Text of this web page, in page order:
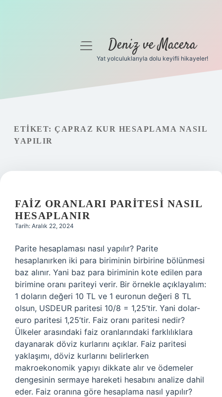
Gizlilik Politikası
Hakkımızda
menüyüDeniz ve Macera
Yat yolculuklarıyla dolu keyifli hikayeler!
ETIKET: ÇAPRAZ KUR HESAPLAMA NASIL
YAPILIR
FAIZ ORANLARI PARITESI NASIL
HESAPLANIR
Tarih: Aralık 22, 2024
Parite hesaplaması nasıl yapılır? Parite
hesaplanırken iki para biriminin birbirine bölünmesi
baz alınır. Yani baz para biriminin kote edilen para
birimine oranı pariteyi verir. Bir örnekle açıklayalım:
1 doların değeri 10 TL ve 1 euronun değeri 8 TL
olsun, USDEUR paritesi 10/8 = 1,25’tir. Yani dolar-
euro paritesi 1,25’tir. Faiz oranı paritesi nedir?
Ülkeler arasındaki faiz oranlarındaki farklılıklara
dayanarak döviz kurlarını açıklar. Faiz paritesi
yaklaşımı, döviz kurlarını belirlerken
makroekonomik yapıyı dikkate alır ve ödemeler
dengesinin sermaye hareketi hesabını analize dahil
eder. Faiz oranına göre hesaplama nasıl yapılır?